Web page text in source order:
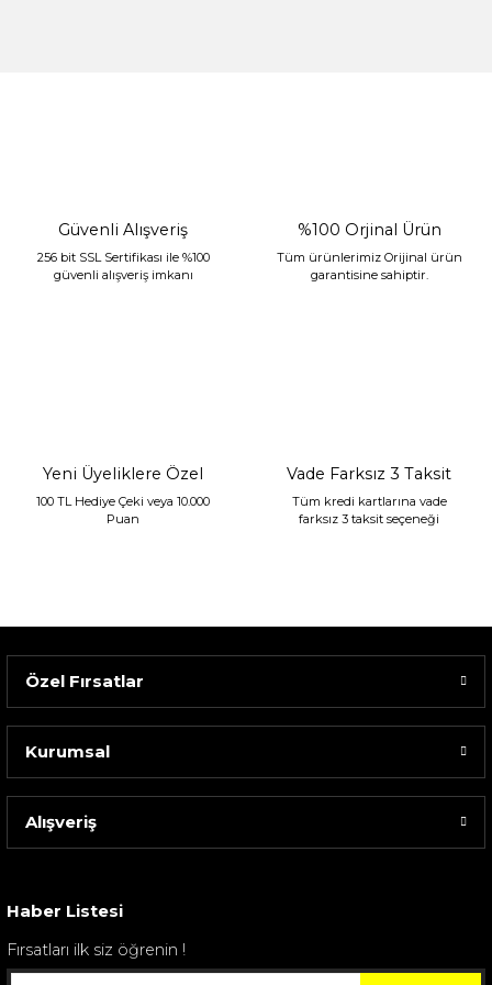
Sarev Elfıda Flanel Nevresim Takımı Çift Kişili...
Güvenli Alışveriş
256 bit SSL Sertifikası ile %100
güvenli alışveriş imkanı
%100 Orjinal Ürün
Tüm ürünlerimiz Orijinal ürün
garantisine sahiptir.
Yeni Üyeliklere Özel
100 TL Hediye Çeki veya 10.000
Puan
Vade Farksız 3 Taksit
Tüm kredi kartlarına vade
farksız 3 taksit seçeneği
Özel Fırsatlar
Kurumsal
Alışveriş
Haber Listesi
Fırsatları ilk siz öğrenin !